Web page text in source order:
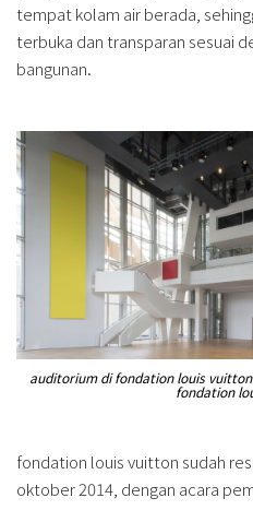
tempat kolam air berada,
terbuka dan transparan sesuai
bangunan.
auditorium di fondation louis
fondation
fondation louis vuitton sudah
oktober 2014, dengan acara